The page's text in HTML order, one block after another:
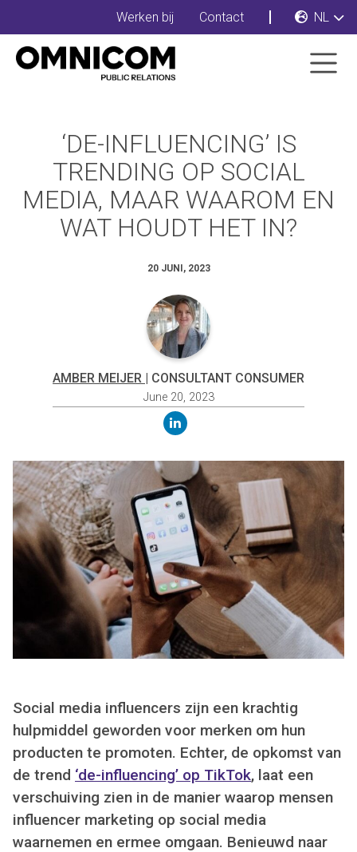
Werken bij Contact NL
‘DE-INFLUENCING’ IS
TRENDING OP SOCIAL
MEDIA, MAAR WAAROM EN
WAT HOUDT HET IN?
20 JUNI, 2023
AMBER MEIJER | CONSULTANT CONSUMER
June 20, 2023
linkedin
Social media influencers zijn een krachtig
hulpmiddel geworden voor merken om hun
producten te promoten. Echter, de opkomst van
de trend ‘de-influencing’ op TikTok, laat een
verschuiving zien in de manier waarop mensen
influencer marketing op social media
waarnemen en ermee omgaan. Benieuwd naar